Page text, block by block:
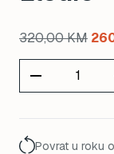
320,00KM
remove
Povrat u roku